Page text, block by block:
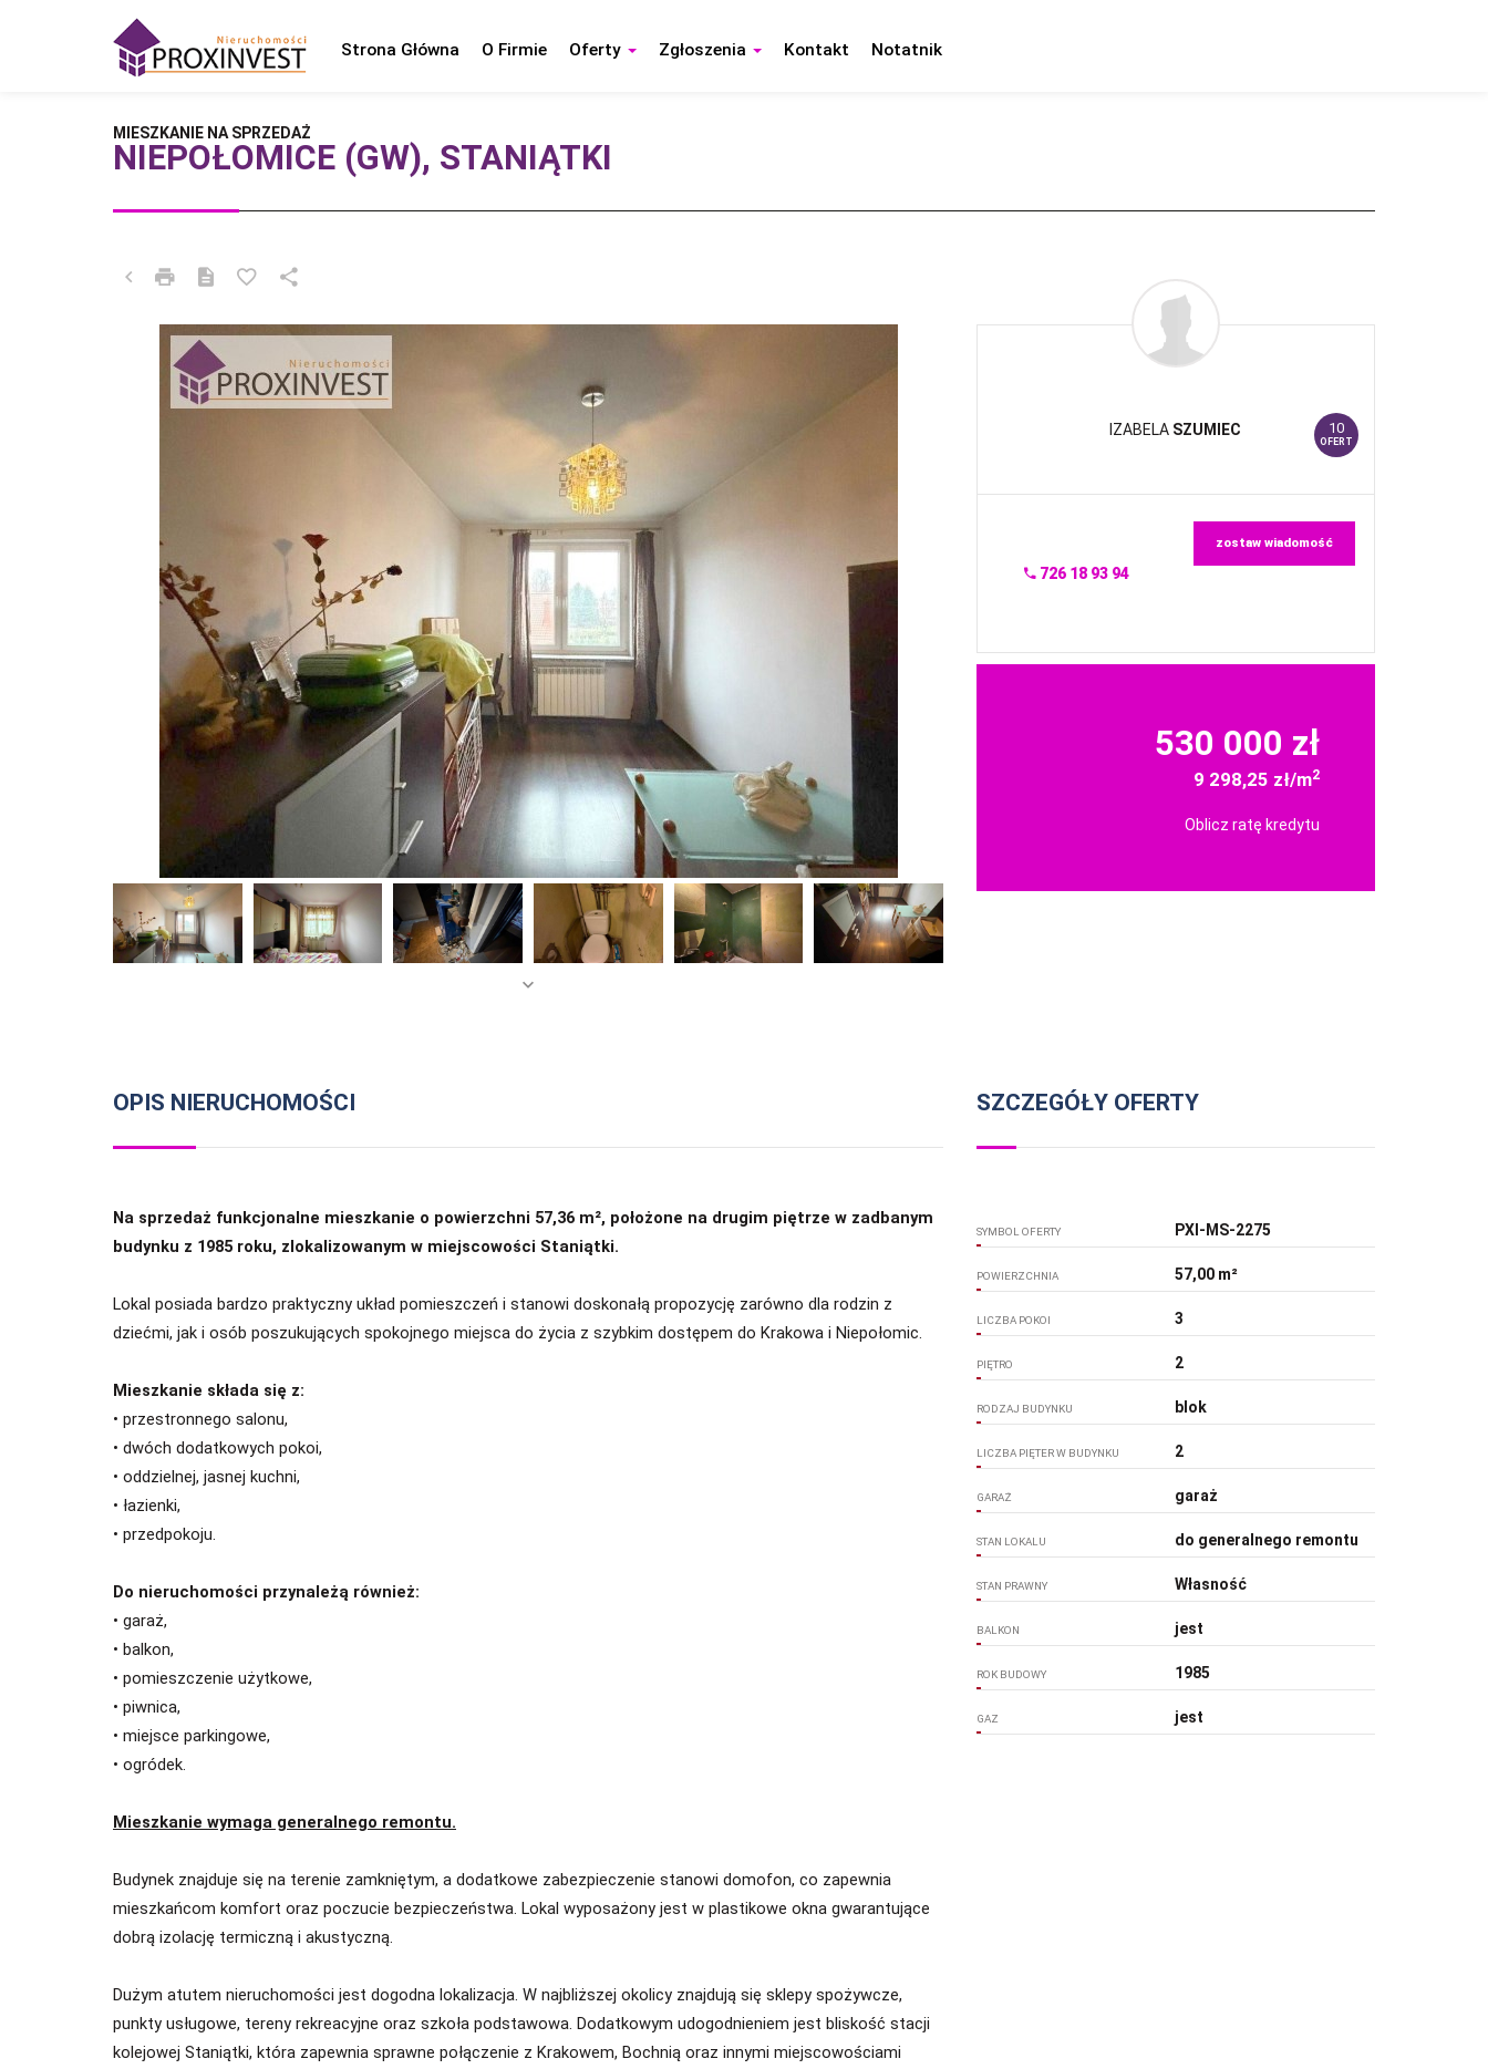
Strona Główna O Firmie Oferty Zgłoszenia Kontakt Notatnik
NIEPOŁOMICE (GW), STANIĄTKI
MIESZKANIE NA SPRZEDAŻ
10
OFERT
IZABELA SZUMIEC
726 18 93 94
zostaw wiadomość
530 000 zł
9 298,25 zł/m2
Oblicz ratę kredytu
OPIS NIERUCHOMOŚCI
Na sprzedaż funkcjonalne mieszkanie o powierzchni 57,36 m², położone na drugim piętrze w zadbanym
budynku z 1985 roku, zlokalizowanym w miejscowości Staniątki.
Lokal posiada bardzo praktyczny układ pomieszczeń i stanowi doskonałą propozycję zarówno dla rodzin z
dziećmi, jak i osób poszukujących spokojnego miejsca do życia z szybkim dostępem do Krakowa i Niepołomic.
Mieszkanie składa się z:
• przestronnego salonu,
• dwóch dodatkowych pokoi,
• oddzielnej, jasnej kuchni,
• łazienki,
• przedpokoju.
Do nieruchomości przynależą również:
• garaż,
• balkon,
• pomieszczenie użytkowe,
• piwnica,
• miejsce parkingowe,
• ogródek.
Mieszkanie wymaga generalnego remontu.
Budynek znajduje się na terenie zamkniętym, a dodatkowe zabezpieczenie stanowi domofon, co zapewnia
mieszkańcom komfort oraz poczucie bezpieczeństwa. Lokal wyposażony jest w plastikowe okna gwarantujące
dobrą izolację termiczną i akustyczną.
Dużym atutem nieruchomości jest dogodna lokalizacja. W najbliższej okolicy znajdują się sklepy spożywcze,
punkty usługowe, tereny rekreacyjne oraz szkoła podstawowa. Dodatkowym udogodnieniem jest bliskość stacji
kolejowej Staniątki, która zapewnia sprawne połączenie z Krakowem, Bochnią oraz innymi miejscowościami
SZCZEGÓŁY OFERTY
SYMBOL OFERTY PXI-MS-2275
POWIERZCHNIA 57,00 m²
LICZBA POKOI 3
PIĘTRO 2
RODZAJ BUDYNKU blok
LICZBA PIĘTER W BUDYNKU 2
GARAŻ garaż
STAN LOKALU do generalnego remontu
STAN PRAWNY Własność
BALKON jest
ROK BUDOWY 1985
GAZ jest